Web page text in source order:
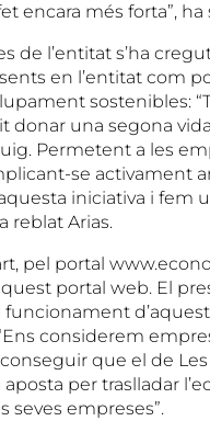
encara més forta”,
de l’entitat s’ha
en l’entitat com
sostenibles:
donar una segona
Permetent a les
se activament
iniciativa i fem
reblat Arias.
pel portal
portal web. El
funcionament
considerem
que el de
per traslladar
seves empreses”.